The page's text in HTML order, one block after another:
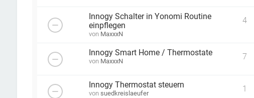
Innogy Schalter in Yonomi Routine
einpflegen
von MaxxxN
4
Innogy Smart Home / Thermostate
von MaxxxN 7
Innogy Thermostat steuern
von suedkreislaeufer 1